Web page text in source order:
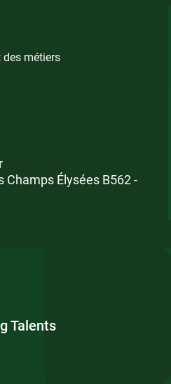
des métiers
Champs Élysées B562 -
Talents